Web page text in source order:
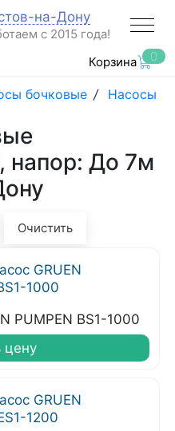
на-Дону
с 2015 года!
Корзина 0
бочковые / Насосы
напор: До 7м
Очистить
PUMPEN BS1-1000
цену